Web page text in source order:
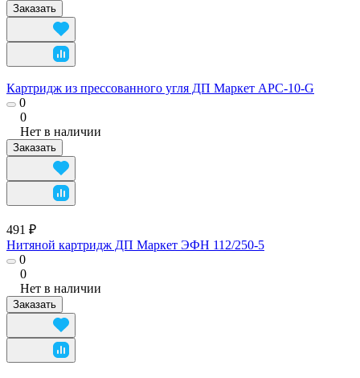
Заказать
Картридж из прессованного угля ДП Маркет APC-10-G
0
0
Нет в наличии
Заказать
491 ₽
Нитяной картридж ДП Маркет ЭФН 112/250-5
0
0
Нет в наличии
Заказать